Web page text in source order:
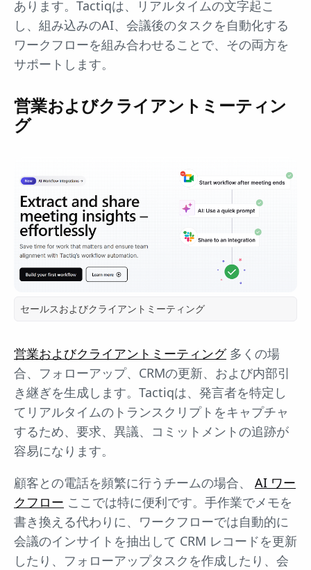
あります。Tactiqは、リアルタイムの文字起こ
し、組み込みのAI、会議後のタスクを自動化する
ワークフローを組み合わせることで、その両方を
サポートします。
営業およびクライアントミーティン
グ
セールスおよびクライアントミーティング
営業およびクライアントミーティング多くの場
合、フォローアップ、CRMの更新、および内部引
き継ぎを生成します。Tactiqは、発言者を特定し
てリアルタイムのトランスクリプトをキャプチャ
するため、要求、異議、コミットメントの追跡が
容易になります。
顧客との電話を頻繁に行うチームの場合、 AI ワー
クフロー ここでは特に便利です。手作業でメモを
書き換える代わりに、ワークフローでは自動的に
会議のインサイトを抽出して CRM レコードを更新
したり、フォローアップタスクを作成したり、会